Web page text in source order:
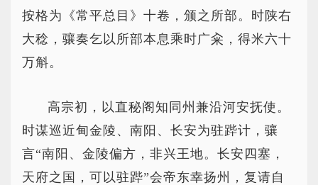
按格为《常平总目》十卷，颁之所部。时陕右
大稔，骧奏乞以所部本息乘时广籴，得米六十
万斛。
高宗初，以直秘阁知同州兼沿河安抚使。
时谋巡近甸金陵、南阳、长安为驻跸计，骧
言“南阳、金陵偏方，非兴王地。长安四塞，
天府之国，可以驻跸”会帝东幸扬州，复请自